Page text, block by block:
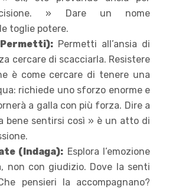
» Dare un nome
toglie potere.
Permetti all’ansia di
cercare di scacciarla. Resistere
è come cercare di tenere una
richiede uno sforzo enorme e
a galla con più forza. Dire a
bene sentirsi così » è un atto di
(Indaga): Esplora l’emozione
non con giudizio. Dove la senti
pensieri la accompagnano?